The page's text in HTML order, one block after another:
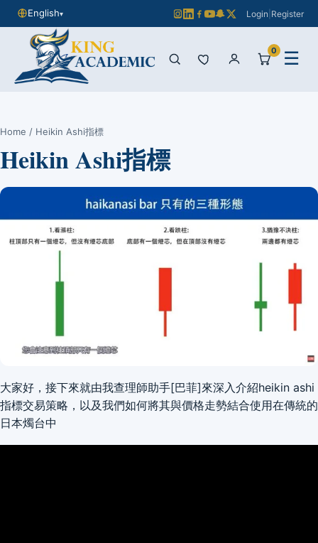
English▾ Login Register
0 ☰
Home / Heikin Ashi指標
Heikin Ashi指標
大家好，接下來就由我查理師助手[巴菲]來深入介紹heikin ashi
指標交易策略，以及我們如何將其與價格走勢結合使用在傳統的
日本燭台中